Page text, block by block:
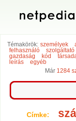
Témakörök: személyek
felhasználó
szolgáltató
gazdaság
kód
leírás
egyéb
Már 1284
Címke: